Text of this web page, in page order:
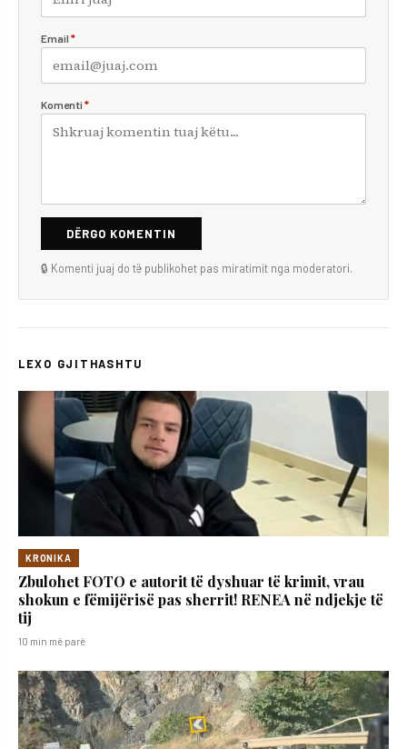
Email *
Komenti *
DËRGO KOMENTIN
🔒 Komenti juaj do të publikohet pas miratimit nga moderatori.
LEXO GJITHASHTU
KRONIKA
Zbulohet FOTO e autorit të dyshuar të krimit, vrau
shokun e fëmijërisë pas sherrit! RENEA në ndjekje të
tij
10 min më parë